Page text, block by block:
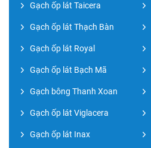
Gạch ốp lát Taicera
Gạch ốp lát Thạch Bàn
Gạch ốp lát Royal
Gạch ốp lát Bạch Mã
Gạch bông Thanh Xoan
Gạch ốp lát Viglacera
Gạch ốp lát Inax